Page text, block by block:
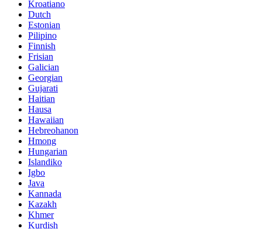
Kroatiano
Dutch
Estonian
Pilipino
Finnish
Frisian
Galician
Georgian
Gujarati
Haitian
Hausa
Hawaiian
Hebreohanon
Hmong
Hungarian
Islandiko
Igbo
Java
Kannada
Kazakh
Khmer
Kurdish